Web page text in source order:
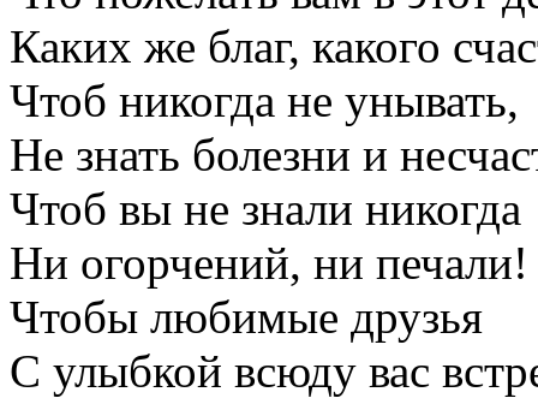
Каких же благ, какого
Чтоб никогда не унывать,
Не знать болезни и
Чтоб вы не знали никогда
Ни огорчений, ни печали!
Чтобы любимые друзья
С улыбкой всюду вас